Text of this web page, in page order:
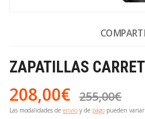
ZAPATILLAS
208,00€ 255,00€
Las modalidades de envío y de pago pueden